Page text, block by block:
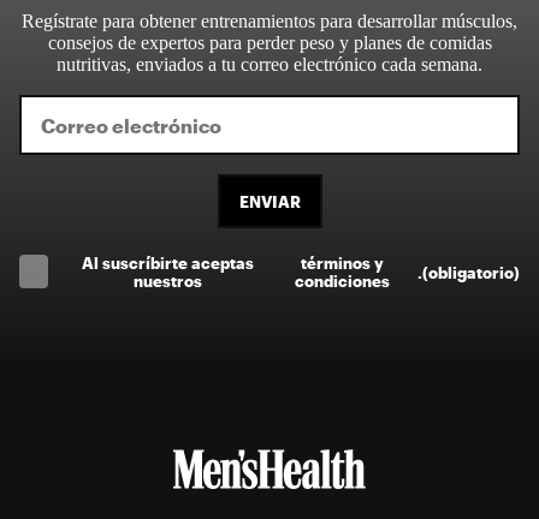
Regístrate para obtener entrenamientos para desarrollar músculos,
consejos de expertos para perder peso y planes de comidas
nutritivas, enviados a tu correo electrónico cada semana.
ENVIAR
Al suscríbirte aceptas
nuestros
términos y
condiciones
(obligatorio)